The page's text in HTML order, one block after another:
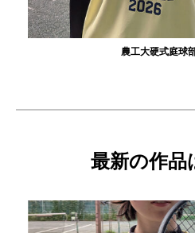
農工大硬式庭球
最新の作品